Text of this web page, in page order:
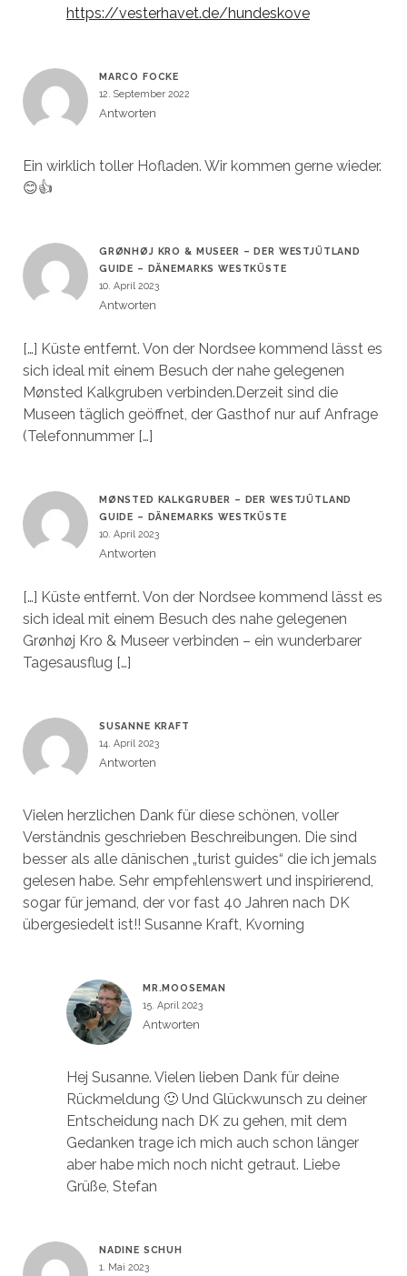
https://vesterhavet.de/hundeskove
MARCO FOCKE
12. September 2022
Antworten
Ein wirklich toller Hofladen. Wir kommen gerne wieder.
😊👍
GRØNHØJ KRO & MUSEER – DER WESTJÜTLAND
GUIDE – DÄNEMARKS WESTKÜSTE
10. April 2023
Antworten
[…] Küste entfernt. Von der Nordsee kommend lässt es
sich ideal mit einem Besuch der nahe gelegenen
Mønsted Kalkgruben verbinden.Derzeit sind die
Museen täglich geöffnet, der Gasthof nur auf Anfrage
(Telefonnummer […]
MØNSTED KALKGRUBER – DER WESTJÜTLAND
GUIDE – DÄNEMARKS WESTKÜSTE
10. April 2023
Antworten
[…] Küste entfernt. Von der Nordsee kommend lässt es
sich ideal mit einem Besuch des nahe gelegenen
Grønhøj Kro & Museer verbinden – ein wunderbarer
Tagesausflug […]
SUSANNE KRAFT
14. April 2023
Antworten
Vielen herzlichen Dank für diese schönen, voller
Verständnis geschrieben Beschreibungen. Die sind
besser als alle dänischen „turist guides“ die ich jemals
gelesen habe. Sehr empfehlenswert und inspirierend,
sogar für jemand, der vor fast 40 Jahren nach DK
übergesiedelt ist!! Susanne Kraft, Kvorning
MR.MOOSEMAN
15. April 2023
Antworten
Hej Susanne. Vielen lieben Dank für deine
Rückmeldung 🙂 Und Glückwunsch zu deiner
Entscheidung nach DK zu gehen, mit dem
Gedanken trage ich mich auch schon länger
aber habe mich noch nicht getraut. Liebe
Grüße, Stefan
NADINE SCHUH
1. Mai 2023